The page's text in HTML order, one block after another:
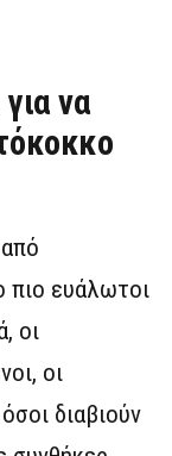
να
πιο ευάλωτοι
οι
οι
διαβιούν